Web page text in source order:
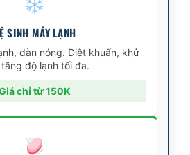
SINH MÁY LẠNH
dàn nóng. Diệt khuẩn, khử
tăng độ lạnh tối đa.
chỉ từ 150K